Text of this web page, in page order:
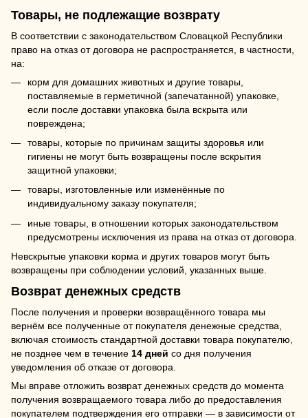
Товары, не подлежащие возврату
В соответствии с законодательством Словацкой Республики
право на отказ от договора не распространяется, в частности,
на:
корм для домашних животных и другие товары,
поставляемые в герметичной (запечатанной) упаковке,
если после доставки упаковка была вскрыта или
повреждена;
товары, которые по причинам защиты здоровья или
гигиены не могут быть возвращены после вскрытия
защитной упаковки;
товары, изготовленные или изменённые по
индивидуальному заказу покупателя;
иные товары, в отношении которых законодательством
предусмотрены исключения из права на отказ от договора.
Невскрытые упаковки корма и других товаров могут быть
возвращены при соблюдении условий, указанных выше.
Возврат денежных средств
После получения и проверки возвращённого товара мы
вернём все полученные от покупателя денежные средства,
включая стоимость стандартной доставки товара покупателю,
не позднее чем в течение 14 дней со дня получения
уведомления об отказе от договора.
Мы вправе отложить возврат денежных средств до момента
получения возвращаемого товара либо до предоставления
покупателем подтверждения его отправки — в зависимости от